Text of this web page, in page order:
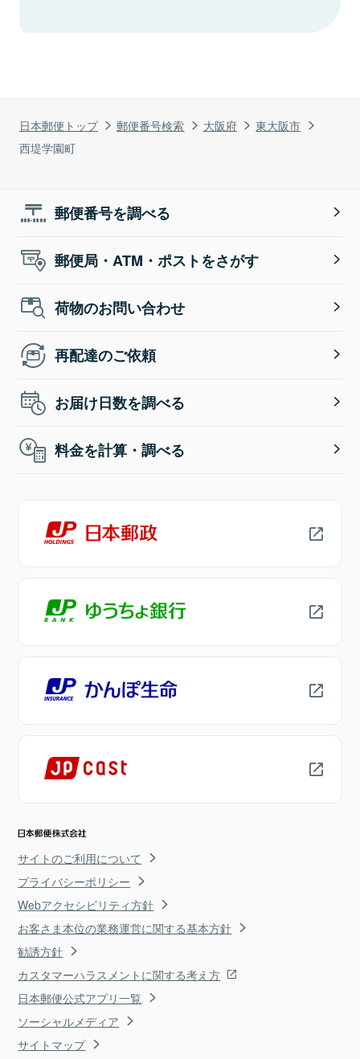
日本郵便トップ 郵便番号検索 大阪府
東大阪市
西堤学園町
郵便番号を調べる
郵便局・ATM・ポストをさがす
荷物のお問い合わせ
再配達のご依頼
お届け日数を調べる
料金を計算・調べる
サイトのご利用について
プライバシーポリシー
Webアクセシビリティ方針
お客さま本位の業務運営に関する基本方針
勧誘方針
カスタマーハラスメントに関する考え方
日本郵便公式アプリ一覧
ソーシャルメディア
サイトマップ